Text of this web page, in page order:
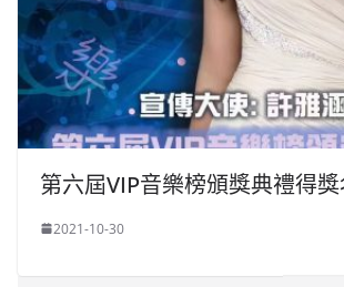
第六屆VIP音樂榜頒獎典禮得
2021-10-30